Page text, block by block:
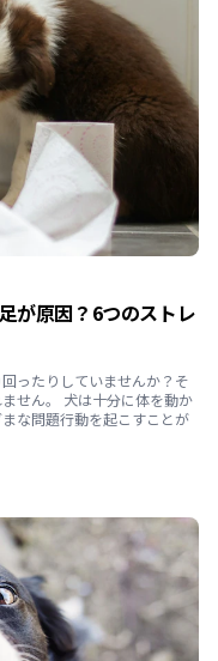
が原因？6つのストレ
ったりしていませんか？そ
せん。 犬は十分に体を動か
な問題行動を起こすことが